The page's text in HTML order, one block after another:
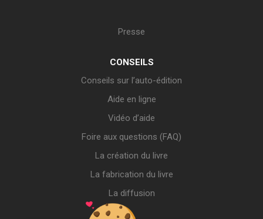
Presse
CONSEILS
Conseils sur l’auto-édition
Aide en ligne
Vidéo d’aide
Foire aux questions (FAQ)
La création du livre
La fabrication du livre
La diffusion